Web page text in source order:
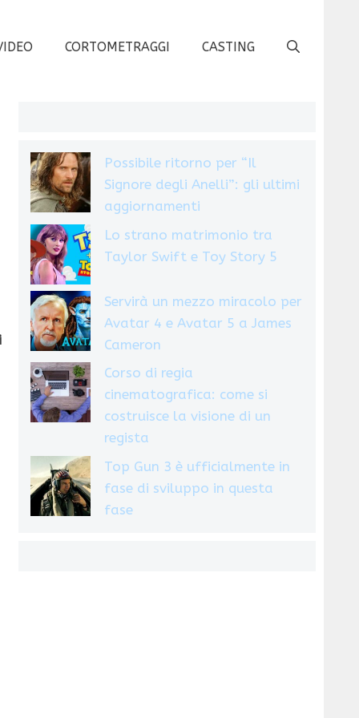
CORTOMETRAGGI CASTING
Possibile ritorno per “Il
Signore degli Anelli”: gli ultimi
aggiornamenti
Lo strano matrimonio tra
Taylor Swift e Toy Story 5
Servirà un mezzo miracolo per
Avatar 4 e Avatar 5 a James
Cameron
Corso di regia
cinematografica: come si
costruisce la visione di un
regista
Top Gun 3 è ufficialmente in
fase di sviluppo in questa
fase